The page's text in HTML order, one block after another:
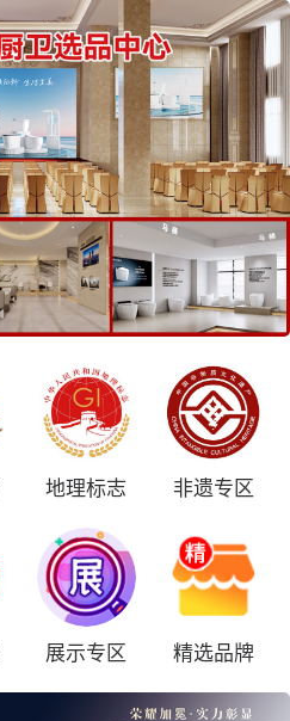
地理标志 非遗专区
展示专区 精选品牌